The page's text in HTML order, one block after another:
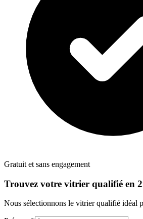
Gratuit et sans engagement
Trouvez votre vitrier qualifié en
Nous sélectionnons le vitrierqualifié idéal